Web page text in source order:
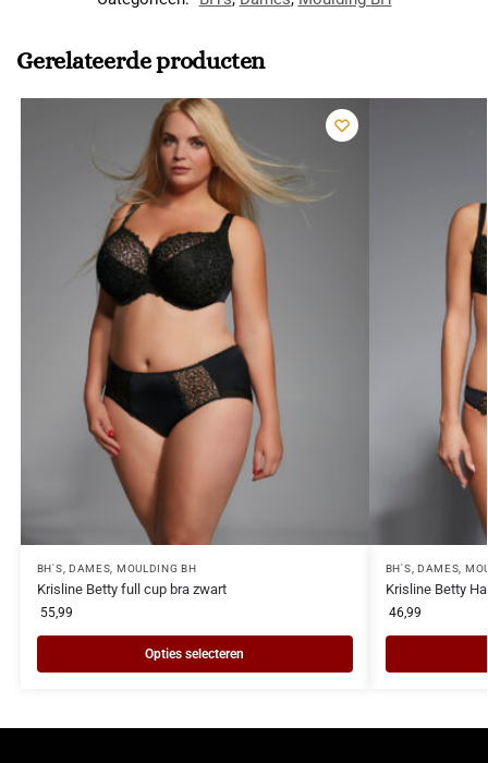
Gerelateerde producten
BH'S DAMES MOULDING BH
Krisline Betty full cup bra zwart
55,99
Opties selecteren
BH'S DAMES
Krisline Betty
46,99